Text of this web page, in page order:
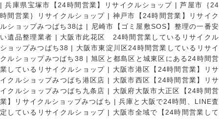
|兵庫県宝塚市【24時間営業】リサイクルショップ |芦屋市｛24
時間営業｝リサイクルショップ | 神戸市【24時間営業】リサイク
ルショップみつばち38は |
尼崎市【ゴミ屋敷SOS】整理の一番安
い遺品整理業者 | 大阪市此花区 24時間営業しているリサイクル
ショップみつばち38 | 大阪市東淀川区24時間営業しているリサイ
クルショップみつばち38 | 旭区と都島区と城東区にある24時間営
業しているリサイクルショップ | 大阪市港区【24時間営業】リサ
イクルショップみつばち港区店 | 大阪市西区【24時間営業】リサ
イクルショップみつばち九条店 | 大阪府大阪市大正区【24時間営
業】リサイクルショップみつばち |兵庫と大阪で24時間、LINE査
定しているリサイクルショップ | 大阪市全域で【24時間営業して